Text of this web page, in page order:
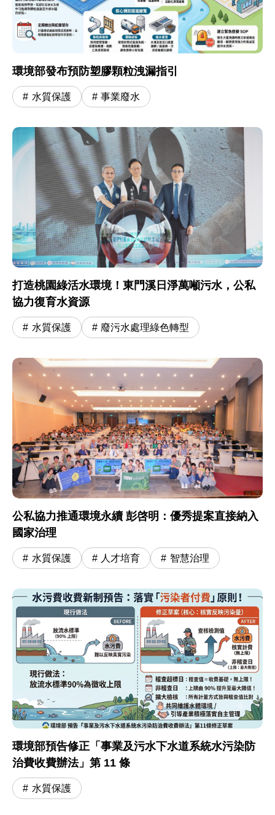
環境部發布預防塑膠顆粒洩漏指引
水質保護 事業廢水
打造桃園綠活水環境！東門溪日淨萬噸污水，公私
協力復育水資源
水質保護 廢污水處理綠色轉型
公私協力推通環境永續 彭啓明：優秀提案直接納入
國家治理
水質保護 人才培育 智慧治理
環境部預告修正「事業及污水下水道系統水污染防
治費收費辦法」第 11 條
水質保護